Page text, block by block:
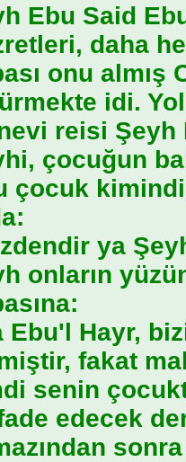
Ebu Said
daha
onu almış
idi.
reisi Şeyh
çocuğun
çocuk
ya
onların
Ebu'l Hayr,
fakat
senin
edecek